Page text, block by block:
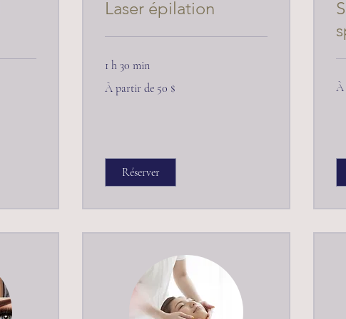
Laser épilation
1 h 30 min
À
partir
À partir de 50 $
Réserver
À
À